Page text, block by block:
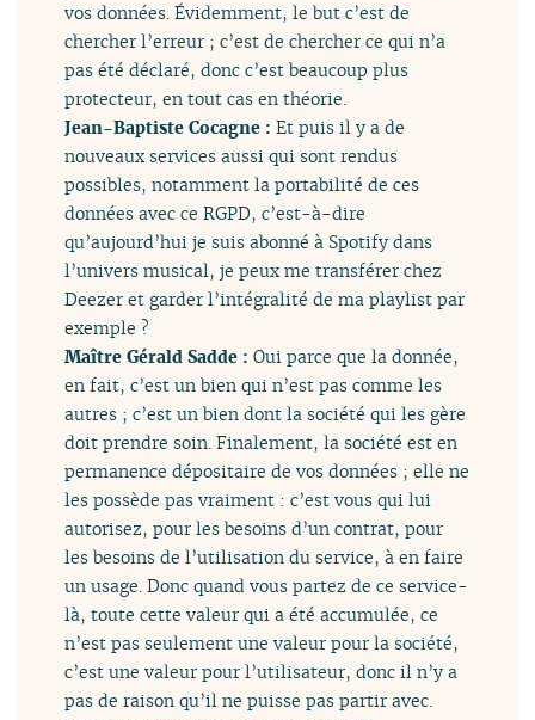
vos données. Évidemment, le but c’est de
chercher l’erreur ; c’est de chercher ce qui n’a
pas été déclaré, donc c’est beaucoup plus
protecteur, en tout cas en théorie.
Jean-Baptiste Cocagne :Et puis il y a de
nouveaux services aussi qui sont rendus
possibles, notamment la portabilité de ces
données avec ce RGPD, c’est-à-dire
qu’aujourd’hui je suis abonné à Spotify dans
l’univers musical, je peux me transférer chez
Deezer et garder l’intégralité de ma playlist par
exemple ?
Maître Gérald Sadde :Oui parce que la donnée,
en fait, c’est un bien qui n’est pas comme les
autres ; c’est un bien dont la société qui les gère
doit prendre soin. Finalement, la société est en
permanence dépositaire de vos données ; elle ne
les possède pas vraiment : c’est vous qui lui
autorisez, pour les besoins d’un contrat, pour
les besoins de l’utilisation du service, à en faire
un usage. Donc quand vous partez de ce service-
là, toute cette valeur qui a été accumulée, ce
n’est pas seulement une valeur pour la société,
c’est une valeur pour l’utilisateur, donc il n’y a
pas de raison qu’il ne puisse pas partir avec.